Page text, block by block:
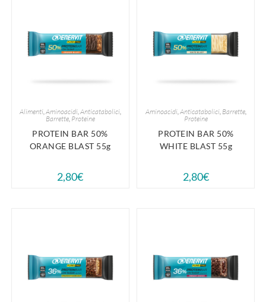
Alimenti,Aminoacidi,Anticatabolici,
Barrette, Proteine
PROTEIN BAR 50%
ORANGE BLAST 55g
2,80€
Aminoacidi,Anticatabolici, Barrette,
Proteine
PROTEIN BAR 50%
WHITE BLAST 55g
2,80€